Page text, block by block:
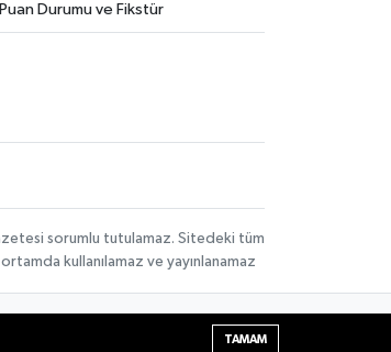
Puan Durumu ve Fikstür
sorumlu tutulamaz. Sitedeki tüm
kullanılamaz ve yayınlanamaz
| Copyright © 2026
TAMAM